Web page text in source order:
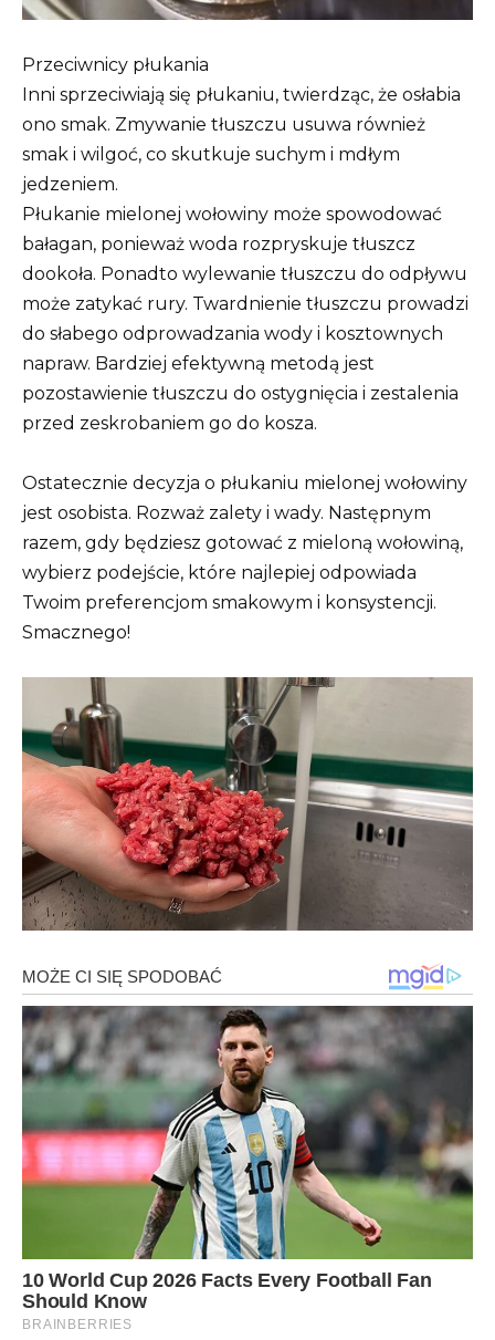
Przeciwnicy płukania
Inni sprzeciwiają się płukaniu, twierdząc, że osłabia
ono smak. Zmywanie tłuszczu usuwa również
smak i wilgoć, co skutkuje suchym i mdłym
jedzeniem.
Płukanie mielonej wołowiny może spowodować
bałagan, ponieważ woda rozpryskuje tłuszcz
dookoła. Ponadto wylewanie tłuszczu do odpływu
może zatykać rury. Twardnienie tłuszczu prowadzi
do słabego odprowadzania wody i kosztownych
napraw. Bardziej efektywną metodą jest
pozostawienie tłuszczu do ostygnięcia i zestalenia
przed zeskrobaniem go do kosza.
Ostatecznie decyzja o płukaniu mielonej wołowiny
jest osobista. Rozważ zalety i wady. Następnym
razem, gdy będziesz gotować z mieloną wołowiną,
wybierz podejście, które najlepiej odpowiada
Twoim preferencjom smakowym i konsystencji.
Smacznego!